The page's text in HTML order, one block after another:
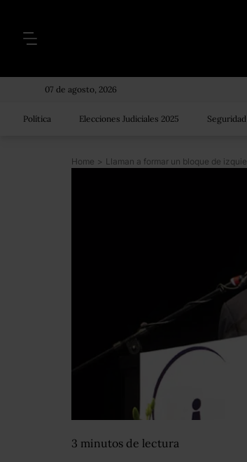
07 de agosto, 2026
Política Elecciones Judiciales 2025 Seguridad
Home >
3 minutos de lectura